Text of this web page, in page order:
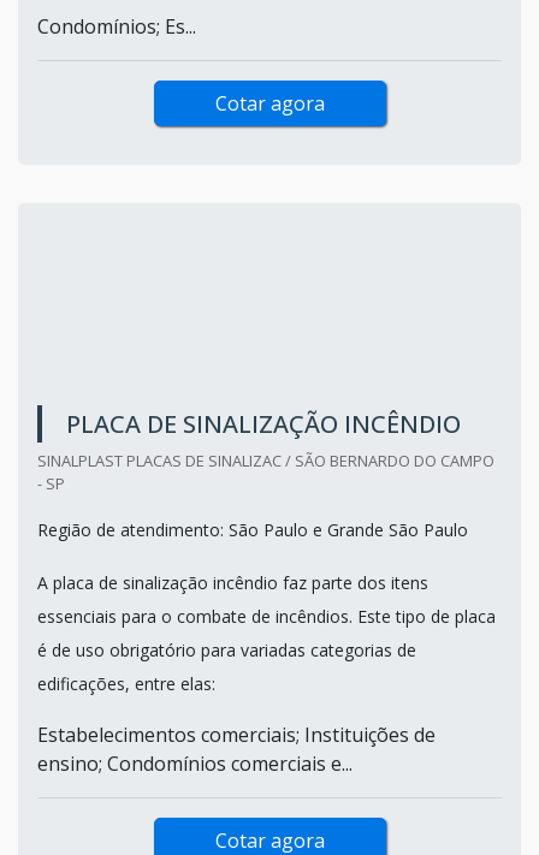
Condomínios; Es...
Cotar agora
PLACA DE SINALIZAÇÃO INCÊNDIO
SINALPLAST PLACAS DE SINALIZAC / SÃO BERNARDO DO CAMPO
- SP
Região de atendimento: São Paulo e Grande São Paulo
A placa de sinalização incêndio faz parte dos itens
essenciais para o combate de incêndios. Este tipo de placa
é de uso obrigatório para variadas categorias de
edificações, entre elas:
Estabelecimentos comerciais; Instituições de
ensino; Condomínios comerciais e...
Cotar agora